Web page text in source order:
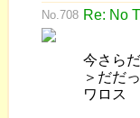
No.708 Re: No
今さら
＞だだ
ワロス